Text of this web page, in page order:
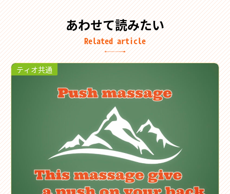
あわせて読みたい
Related article
ティオ共通